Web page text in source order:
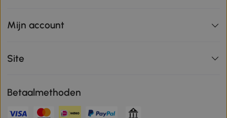
Mijn account
Site
Betaalmethoden